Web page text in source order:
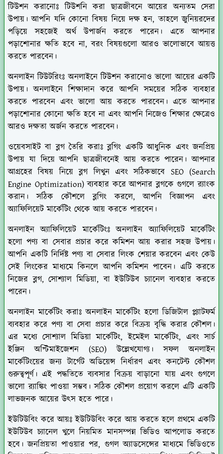
টিউশন করানোঃটিউশনি করা ছাত্রজীবনে আয়ের অন্যতম সেরা
উপায়। আপনি যদি কোনো বিষয় নিয়ে দক্ষ হন, তাহলে জুনিয়রদের
পড়িয়ে সহজেই অর্থ উপার্জন করতে পারেন। এতে আপনার
পড়াশোনার ক্ষতি হবে না, বরং বিষয়গুলো আরও ভালোভাবে আয়ত্ত
করতে পারবেন।
অনলাইন টিউটরিংঃঅনলাইনে টিউশন করানোও ভালো আয়ের একটি
উপায়। অনলাইনে শিক্ষাদান করে আপনি সময়ের সঠিক ব্যবহার
করতে পারবেন এবং ভালো আয় করতে পারবেন। এতে আপনার
পড়াশোনার কোনো ক্ষতি হবে না এবং আপনি নিজেও শিক্ষার ক্ষেত্রেও
আরও দক্ষতা অর্জন করতে পারবেন।
ওয়েবসাইট বা ব্লগ তৈরি করাঃব্লগিং একটি আধুনিক এবং জনপ্রিয়
উপায় যা দিয়ে আপনি ছাত্রজীবনেই আয় করতে পারেন। আপনার
আগ্রহের বিষয় নিয়ে ব্লগ লিখুন এবং সঠিকভাবে SEO (Search
Engine Optimization) ব্যবহার করে আপনার ব্লগকে গুগলে র‍্যাংক
করান। সঠিক কৌশলে ব্লগিং করলে, আপনি বিজ্ঞাপন এবং
অ্যাফিলিয়েট মার্কেটিং থেকে আয় করতে পারবেন।
অনলাইন অ্যাফিলিয়েট মার্কেটিংঃঅনলাইন অ্যাফিলিয়েট মার্কেটিং
হলো পণ্য বা সেবার প্রচার করে কমিশন আয় করার সহজ উপায়।
আপনি একটি নির্দিষ্ট পণ্য বা সেবার লিংক শেয়ার করবেন এবং কেউ
সেই লিংকের মাধ্যমে কিনলে আপনি কমিশন পাবেন। এটি করতে
নিজের ব্লগ, সোশ্যাল মিডিয়া, বা ইউটিউব চ্যানেল ব্যবহার করতে
পারেন।
অনলাইন মার্কেটিং করাঃ অনলাইন মার্কেটিং হলো ডিজিটাল প্ল্যাটফর্ম
ব্যবহার করে পণ্য বা সেবা প্রচার করে বিক্রয় বৃদ্ধি করার কৌশল।
এর মধ্যে সোশ্যাল মিডিয়া মার্কেটিং, ইমেইল মার্কেটিং, এবং সার্চ
ইঞ্জিন অপ্টিমাইজেশন (SEO) উল্লেখযোগ্য। সফল অনলাইন
মার্কেটিংয়ের জন্য টার্গেট অডিয়েন্স নির্ধারণ এবং কনটেন্ট কৌশল
গুরুত্বপূর্ণ। এই পদ্ধতিতে ব্যবসার বিক্রয় বাড়ানো যায় এবং গুগলে
ভালো র‍্যাঙ্কিং পাওয়া সম্ভব। সঠিক কৌশল প্রয়োগ করলে এটি একটি
লাভজনক আয়ের উৎস হতে পারে।
ইউটিউবিং করে আয়ঃ ইউটিউবিং করে আয় করতে হলে প্রথমে একটি
ইউটিউব চ্যানেল খুলে নিয়মিত মানসম্পন্ন ভিডিও আপলোড করতে
হবে। জনপ্রিয়তা পাওয়ার পর, গুগল অ্যাডসেন্সের মাধ্যমে ভিডিওতে